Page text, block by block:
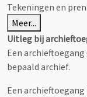
Tekeningen en
Meer...
Uitleg bij
Een
bepaald archief.
Een